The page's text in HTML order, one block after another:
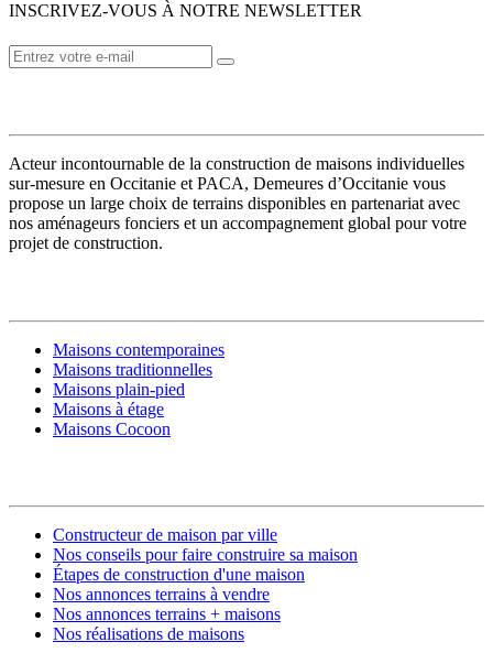
INSCRIVEZ-VOUS À NOTRE NEWSLETTER
Acteur incontournable de la construction de maisons individuelles
sur-mesure en Occitanie et PACA, Demeures d’Occitanie vous
propose un large choix de terrains disponibles en partenariat avec
nos aménageurs fonciers et un accompagnement global pour votre
projet de construction.
Maisons contemporaines
Maisons traditionnelles
Maisons plain-pied
Maisons à étage
Maisons Cocoon
Constructeur de maison par ville
Nos conseils pour faire construire sa maison
Étapes de construction d'une maison
Nos annonces terrains à vendre
Nos annonces terrains + maisons
Nos réalisations de maisons